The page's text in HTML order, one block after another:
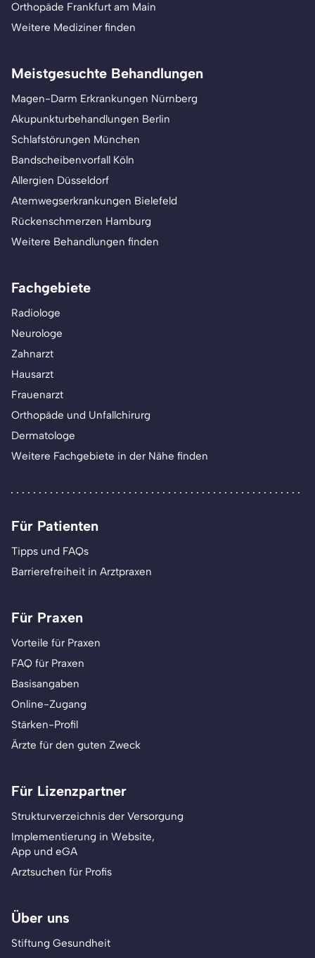
Orthopäde Frankfurt am Main
Weitere Mediziner finden
Meistgesuchte Behandlungen
Magen-Darm Erkrankungen Nürnberg
Akupunkturbehandlungen Berlin
Schlafstörungen München
Bandscheibenvorfall Köln
Allergien Düsseldorf
Atemwegserkrankungen Bielefeld
Rückenschmerzen Hamburg
Weitere Behandlungen finden
Fachgebiete
Radiologe
Neurologe
Zahnarzt
Hausarzt
Frauenarzt
Orthopäde und Unfallchirurg
Dermatologe
Weitere Fachgebiete in der Nähe finden
Für Patienten
Tipps und FAQs
Barrierefreiheit in Arztpraxen
Für Praxen
Vorteile für Praxen
FAQ für Praxen
Basisangaben
Online-Zugang
Stärken-Profil
Ärzte für den guten Zweck
Für Lizenzpartner
Strukturverzeichnis der Versorgung
Implementierung in Website,
App und eGA
Arztsuchen für Profis
Über uns
Stiftung Gesundheit